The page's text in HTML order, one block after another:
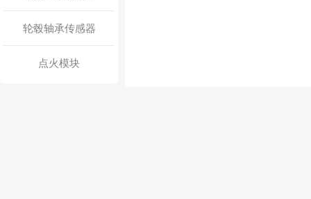
轮毂轴承传感器
点火模块